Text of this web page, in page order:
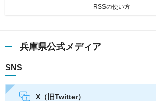
RSSの使い方
兵庫県公式メディア
SNS
X（旧Twitter）